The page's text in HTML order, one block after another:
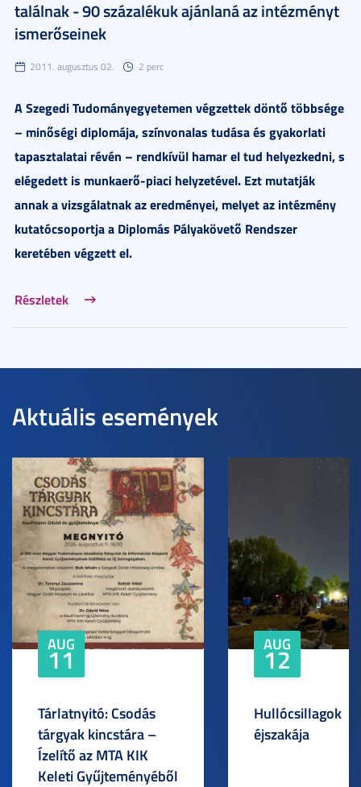
találnak - 90 százalékuk ajánlaná az intézményt
ismerőseinek
2011. augusztus 02. 2 perc
A Szegedi Tudományegyetemen végzettek döntő többsége
– minőségi diplomája, színvonalas tudása és gyakorlati
tapasztalatai révén – rendkívül hamar el tud helyezkedni, s
elégedett is munkaerő-piaci helyzetével. Ezt mutatják
annak a vizsgálatnak az eredményei, melyet az intézmény
kutatócsoportja a Diplomás Pályakövető Rendszer
keretében végzett el.
Részletek
Aktuális események
AUG
11
Tárlatnyitó: Csodás
tárgyak kincstára –
Ízelítő az MTA KIK
Keleti Gyűjteményéből
AUG
12
Hullócsillagok
éjszakája